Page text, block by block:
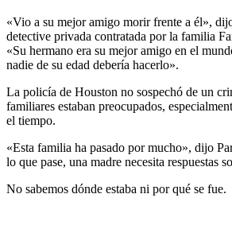
«Vio a su mejor amigo morir frente a él»,
detective privada contratada por la familia
«Su hermano era su mejor amigo en el
nadie de su edad debería hacerlo».
La policía de Houston no sospechó de un
familiares estaban preocupados,
el tiempo.
«Esta familia ha pasado por mucho», dijo
lo que pase, una madre necesita respuestas
No sabemos dónde estaba ni por qué se fue.